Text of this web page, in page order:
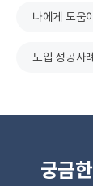
나에게 도움
도입 성공사
궁금